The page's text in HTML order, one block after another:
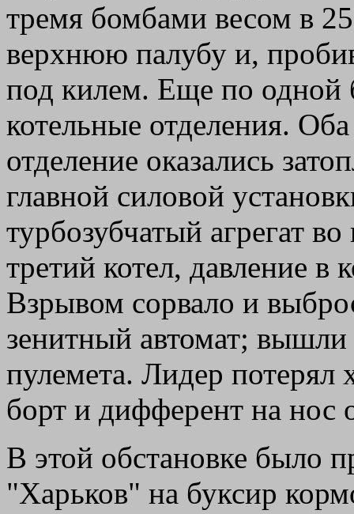
тремя бомбами весом в
верхнюю палубу и,
под килем. Еще по одной
котельные отделения.
отделение оказались
главной силовой
турбозубчатый агрегат
третий котел, давление в
Взрывом сорвало и
зенитный автомат; вышли
пулемета. Лидер потерял
борт и дифферент на нос
В этой обстановке было
"Харьков" на буксир